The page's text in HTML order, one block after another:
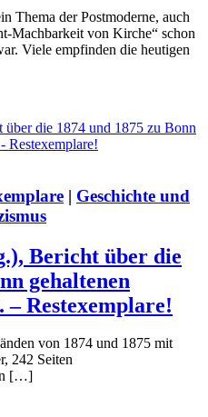
Thema der Postmoderne, auch
Machbarkeit von Kirche“ schon
Viele empfinden die heutigen
| Geschichte und
Bericht über die
gehaltenen
– Restexemplare!
von 1874 und 1875 mit
242 Seiten
in […]